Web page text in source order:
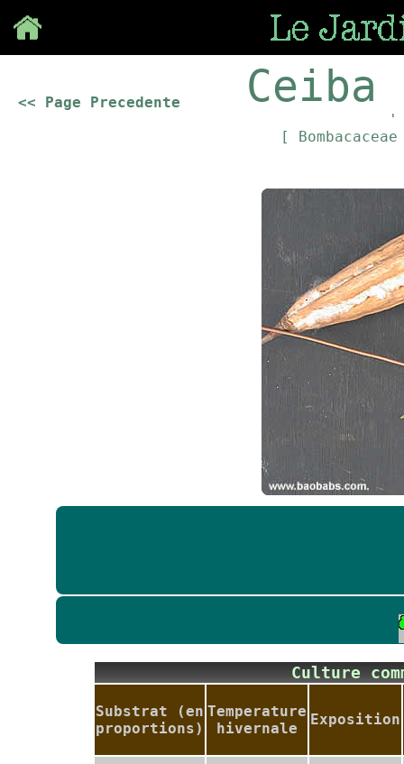
<< Page Precedente Ceiba
'
[
Culture
Substrat (en
proportions)
Temperature
hivernale
Exposition